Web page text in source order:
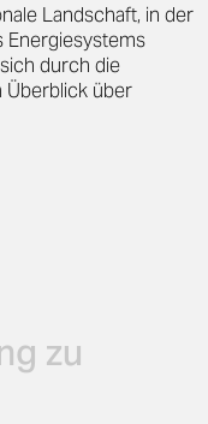
Landschaft, in der
Energiesystems
durch die
Überblick über
zu